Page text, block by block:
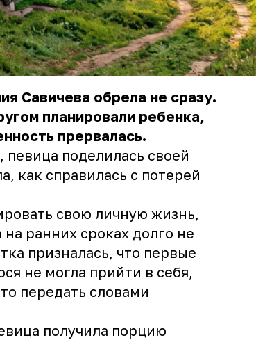
Савичева обрела не сразу.
планировали ребенка,
прервалась.
поделилась своей
как справилась с потерей
свою личную жизнь,
ранних сроках долго не
призналась, что первые
не могла прийти в себя,
передать словами
получила порцию